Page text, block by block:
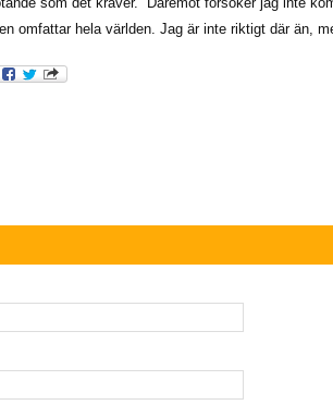
omfattar hela världen. Jag är inte riktigt där än,